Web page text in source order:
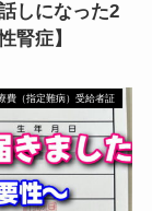
しになった2
腎症】
費（指定難病）受給者証